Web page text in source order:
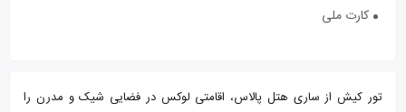
کارت ملی
تور کیش از ساری هتل پالاس، اقامتی لوکس در فضایی شیک و مدرن را